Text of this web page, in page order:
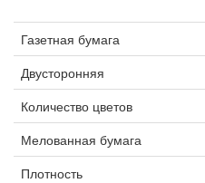
Газетная бумага
Двусторонняя
Количество цветов
Мелованная бумага
Плотность